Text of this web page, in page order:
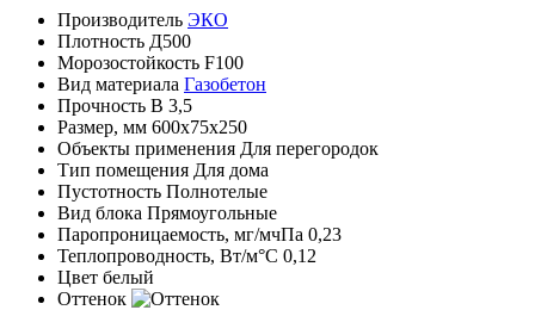
Производитель ЭКО
Плотность Д500
Морозостойкость F100
Вид материала Газобетон
Прочность B 3,5
Размер, мм 600x75x250
Объекты применения Для перегородок
Тип помещения Для дома
Пустотность Полнотелые
Вид блока Прямоугольные
Паропроницаемость, мг/мчПа 0,23
Теплопроводность, Вт/м°С 0,12
Цвет белый
Оттенок